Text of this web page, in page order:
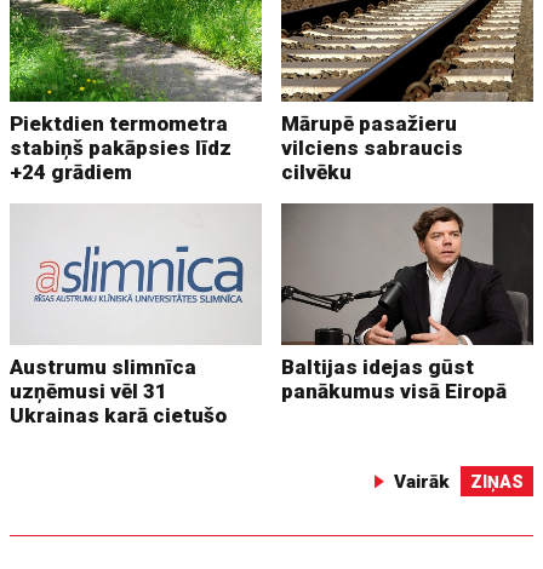
Piektdien termometra
stabiņš pakāpsies līdz
+24 grādiem
Mārupē pasažieru
vilciens sabraucis
cilvēku
Austrumu slimnīca
uzņēmusi vēl 31
Ukrainas karā cietušo
Baltijas idejas gūst
panākumus visā Eiropā
Vairāk ZIŅAS